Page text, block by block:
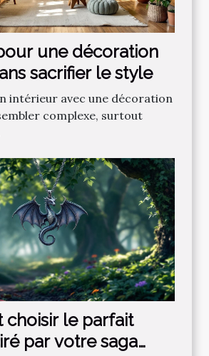
une décoration
sacrifier le style
intérieur avec une décoration
complexe, surtout
choisir le parfait
par votre saga